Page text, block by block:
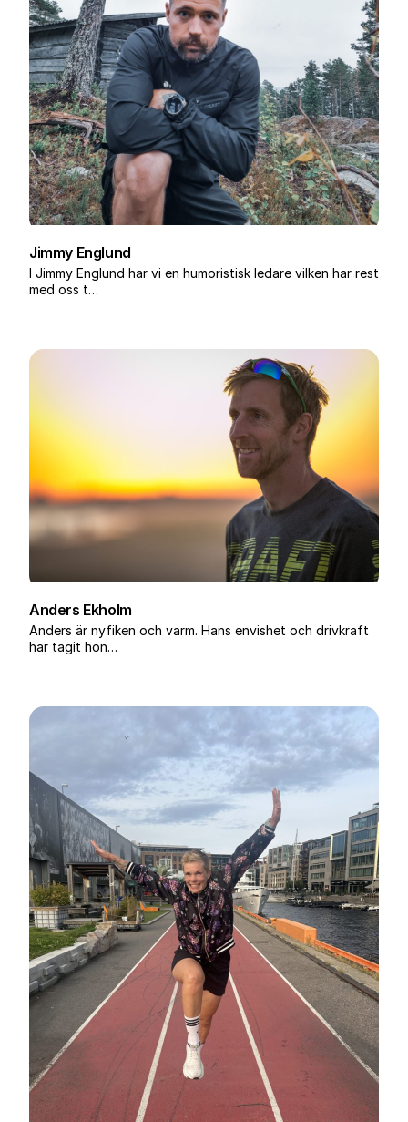
Jimmy Englund
I Jimmy Englund har vi en humoristisk ledare vilken har rest
med oss t…
Anders Ekholm
Anders är nyfiken och varm. Hans envishet och drivkraft
har tagit hon…